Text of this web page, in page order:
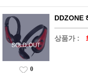
DDZONE
상품가 :
0